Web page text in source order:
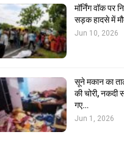
मॉर्निंग वॉक पर
सड़क हादसे में
Jun 10, 2026
सूने मकान का
की चोरी, नकदी
गए…
Jun 1, 2026